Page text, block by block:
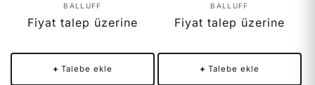
Satıcı:
BALLUFF
Fiyat talep üzerine
+ Talebe ekle
Satıcı:
BALLUFF
Fiyat talep üzerine
+ Talebe ekle